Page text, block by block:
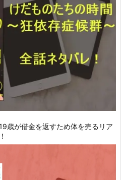
歳が借金を返すため体を売るリア